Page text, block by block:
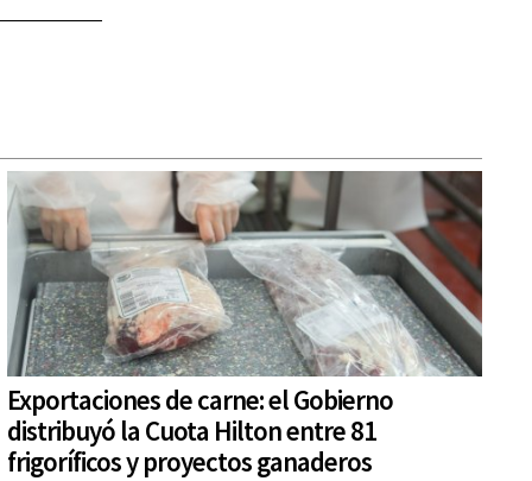
Exportaciones de carne: el Gobierno
distribuyó la Cuota Hilton entre 81
frigoríficos y proyectos ganaderos